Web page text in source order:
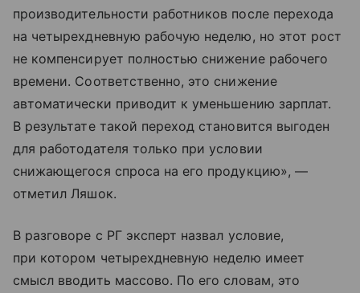
производительности работников после перехода
на четырехдневную рабочую неделю, но этот рост
не компенсирует полностью снижение рабочего
времени. Соответственно, это снижение
автоматически приводит к уменьшению зарплат.
В результате такой переход становится выгоден
для работодателя только при условии
снижающегося спроса на его продукцию», —
отметил Ляшок.
В разговоре с РГ эксперт назвал условие,
при котором четырехдневную неделю имеет
смысл вводить массово. По его словам, это